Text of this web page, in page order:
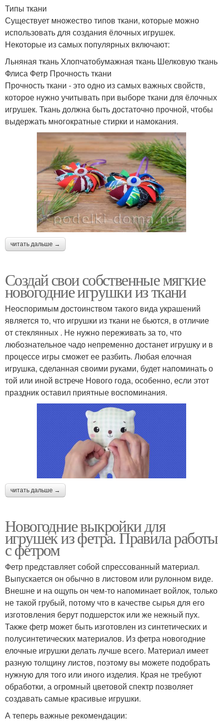
Типы ткани
Существует множество типов ткани, которые можно
использовать для создания ёлочных игрушек.
Некоторые из самых популярных включают:
Льняная ткань Хлопчатобумажная ткань Шелковую ткань
Флиса Фетр Прочность ткани
Прочность ткани - это одно из самых важных свойств,
которое нужно учитывать при выборе ткани для ёлочных
игрушек. Ткань должна быть достаточно прочной, чтобы
выдержать многократные стирки и намокания.
читать дальше →
Создай свои собственные мягкие
новогодние игрушки из ткани
Неоспоримым достоинством такого вида украшений
является то, что игрушки из ткани не бьются, в отличие
от стеклянных . Не нужно переживать за то, что
любознательное чадо непременно достанет игрушку и в
процессе игры сможет ее разбить. Любая елочная
игрушка, сделанная своими руками, будет напоминать о
той или иной встрече Нового года, особенно, если этот
праздник оставил приятные воспоминания.
читать дальше →
Новогодние выкройки для
игрушек из фетра. Правила работы
с фетром
Фетр представляет собой спрессованный материал.
Выпускается он обычно в листовом или рулонном виде.
Внешне и на ощупь он чем-то напоминает войлок, только
не такой грубый, потому что в качестве сырья для его
изготовления берут подшерсток или же нежный пух.
Также фетр может быть изготовлен из синтетических и
полусинтетических материалов. Из фетра новогодние
елочные игрушки делать лучше всего. Материал имеет
разную толщину листов, поэтому вы можете подобрать
нужную для того или иного изделия. Края не требуют
обработки, а огромный цветовой спектр позволяет
создавать самые красивые игрушки.
А теперь важные рекомендации: